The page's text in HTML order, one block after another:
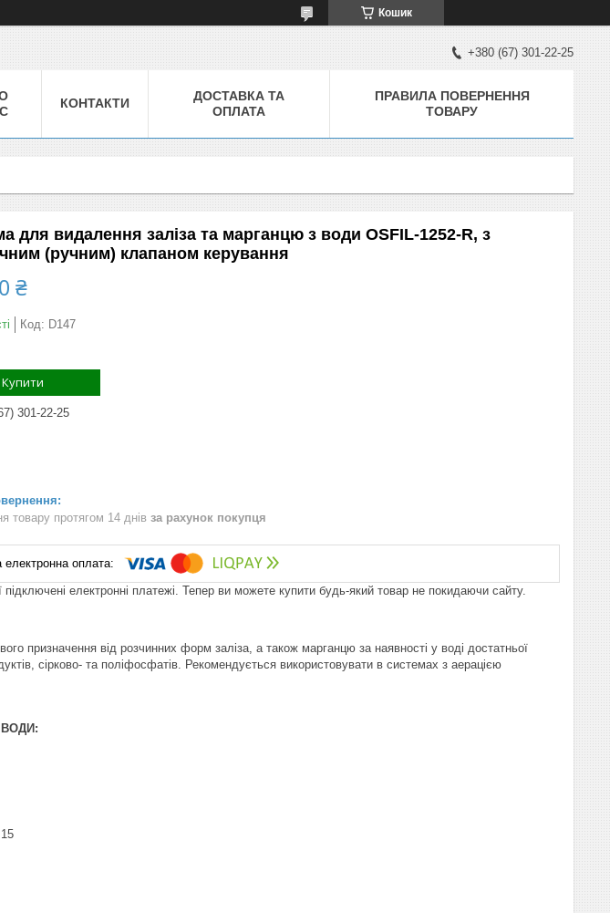
Кошик
+380 (67) 301-22-25
КОНТАКТИ
ДОСТАВКА ТА
ОПЛАТА
ПРАВИЛА ПОВЕРНЕННЯ
ТОВАРУ
для видалення заліза та марганцю з води OSFIL-1252-R, з
(ручним) клапаном керування
₴
Код: D147
Купити
301-22-25
товару протягом 14 днів за рахунок покупця
підключені електронні платежі. Тепер ви можете купити будь-який товар не покидаючи сайту.
призначення від розчинних форм заліза, а також марганцю за наявності у воді достатньої
сірково- та поліфосфатів. Рекомендується використовувати в системах з аерацією